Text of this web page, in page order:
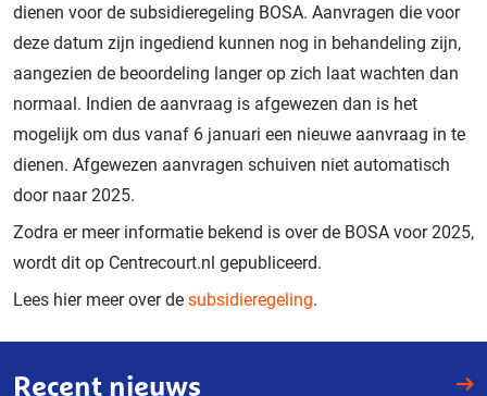
dienen voor de subsidieregeling BOSA. Aanvragen die voor
deze datum zijn ingediend kunnen nog in behandeling zijn,
aangezien de beoordeling langer op zich laat wachten dan
normaal. Indien de aanvraag is afgewezen dan is het
mogelijk om dus vanaf 6 januari een nieuwe aanvraag in te
dienen. Afgewezen aanvragen schuiven niet automatisch
door naar 2025.
Zodra er meer informatie bekend is over de BOSA voor 2025,
wordt dit op Centrecourt.nl gepubliceerd.
Lees hier meer over de subsidieregeling.
Recent nieuws